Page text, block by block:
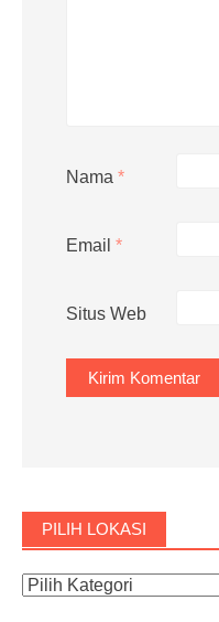
Nama *
Email *
Situs Web
PILIH LOKASI